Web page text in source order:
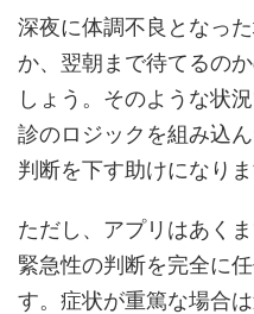
深夜に体調不良となっ
か、翌朝まで待てるの
しょう。そのような状
診のロジックを組み込
判断を下す助けになりま
ただし、アプリはあく
緊急性の判断を完全に
す。症状が重篤な場合